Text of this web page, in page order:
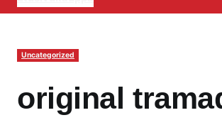
Uncategorized
original